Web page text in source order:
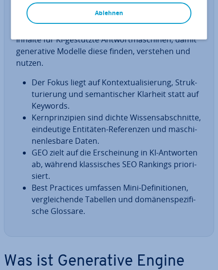
Zu­sam­men­fas­sung ⓘ
Inhalte für KI-gestützte Ant­wort­ma­schi­nen, damit
ge­ne­ra­ti­ve Modelle diese finden, verstehen und
nutzen.
Der Fokus liegt auf Kon­tex­tua­li­sie­rung, Struk­
tu­rie­rung und se­man­ti­scher Klarheit statt auf
Keywords.
Kern­prin­zi­pi­en sind dichte Wis­sens­ab­schnit­te,
ein­deu­ti­ge Entitäten-Re­fe­ren­zen und ma­schi­
nen­les­ba­re Daten.
GEO zielt auf die Er­schei­nung in KI-Antworten
ab, während klas­si­sches SEO Rankings prio­ri­
siert.
Best Practices umfassen Mini-De­fi­ni­tio­nen,
ver­glei­chen­de Tabellen und do­mä­nen­spe­zi­fi­
sche Glossare.
Was ist Ge­ne­ra­ti­ve Engine
Ablehnen